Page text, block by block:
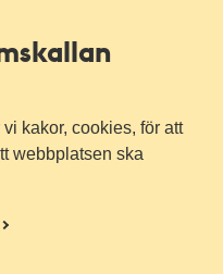
kakor, cookies, för att
webbplatsen ska